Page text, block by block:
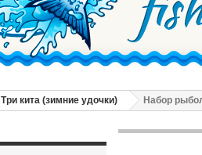
Три кита (зимние удочки) Набор